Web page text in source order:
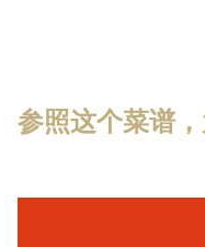
参照这个菜谱